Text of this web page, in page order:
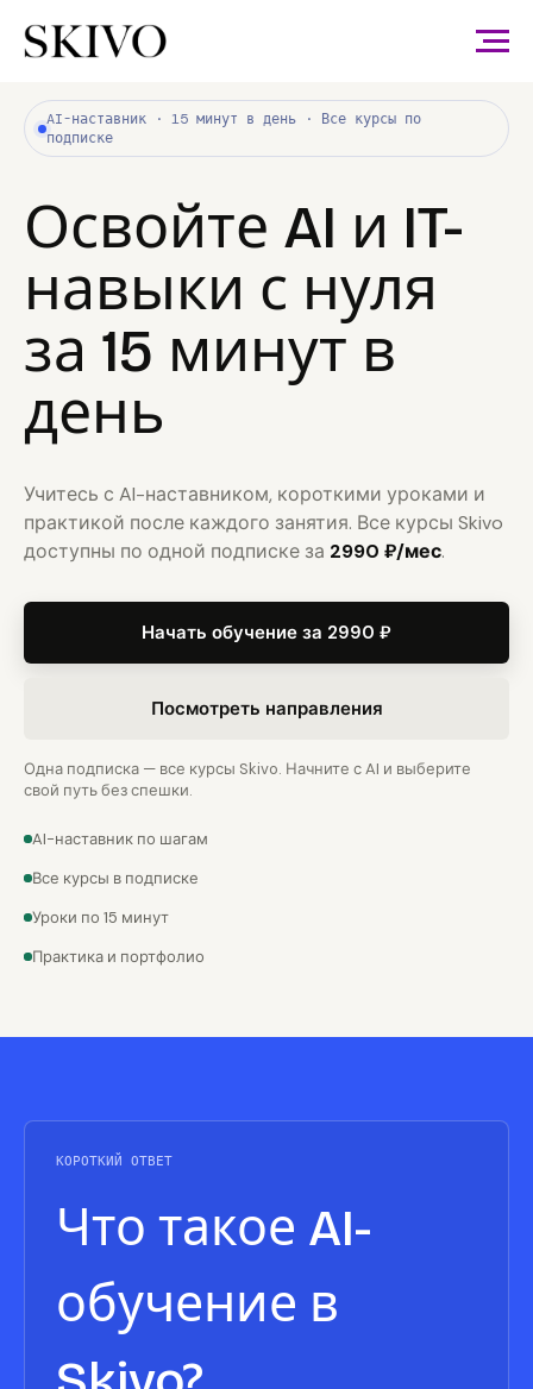
AI-наставник · 15 минут в день · Все курсы по
подписке
Освойте AI и IT-
навыки с нуля
за 15 минут в
день
Учитесь с AI-наставником, короткими уроками и
практикой после каждого занятия. Все курсы Skivo
доступны по одной подписке за 2990 ₽/мес.
Начать обучение за 2990 ₽
Посмотреть направления
Одна подписка — все курсы Skivo. Начните с AI и выберите
свой путь без спешки.
AI-наставник по шагам
Все курсы в подписке
Уроки по 15 минут
Практика и портфолио
КОРОТКИЙ ОТВЕТ
Что такое AI-
обучение в